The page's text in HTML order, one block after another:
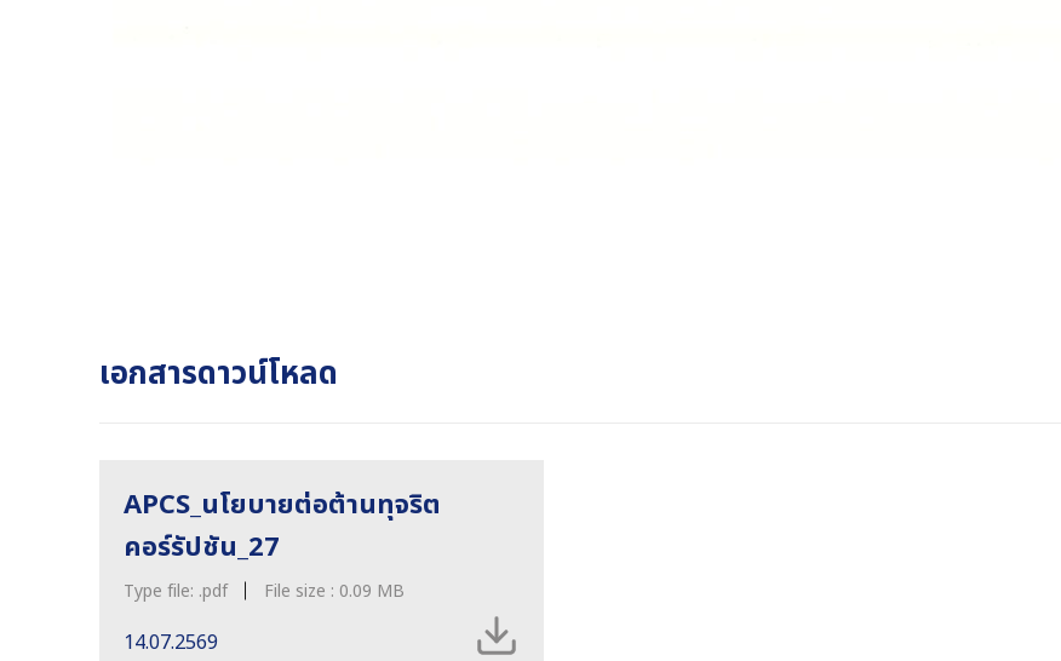
เอกสารดาวน์โหลด
APCS_นโยบายต่อต้านทุจริต
คอร์รัปชัน_27
Type file: .pdf File size : 0.09 MB
14.07.2569